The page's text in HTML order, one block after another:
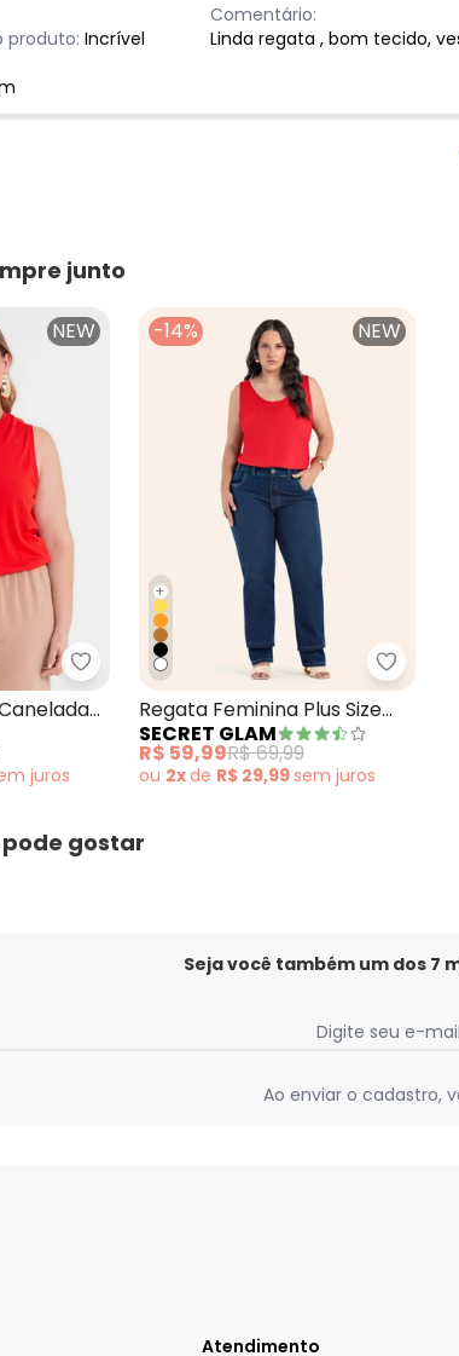
produto: Incrível
Comentário:
Linda regata , bom tecido,
junto
NEW
Secret Glam - Regata Feminina
juros
-14% NEW
+
Secret
Regata Feminina Plus Size
Vermelho
SECRET GLAM
R$ 59,99R$ 69,99
ou 2xde R$ 29,99sem juros
gostar
Seja você também um dos 7
Digite seu e-mail
Ao enviar o cadastro,
Atendimento